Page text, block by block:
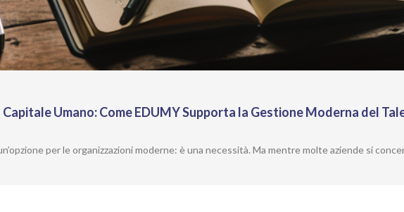
Umano: Come EDUMY Supporta la Gestione Moderna del
per le organizzazioni moderne: è una necessità. Ma mentre molte aziende si